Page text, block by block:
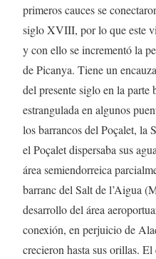
primeros cauces se
siglo XVIII, por lo que este
y con ello se incrementó la
de Picanya. Tiene un
del presente siglo en la parte
estrangulada en algunos
los barrancos del Poçalet, la
el Poçalet dispersaba sus
área semiendorreica
barranc del Salt de l’Aigua
desarrollo del área
conexión, en perjuicio de
crecieron hasta sus orillas. El